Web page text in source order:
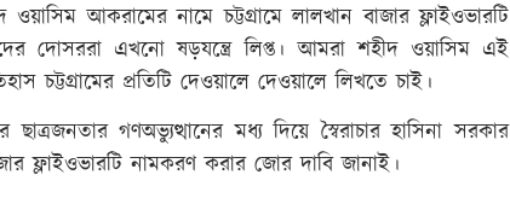
আকরামের নামে চট্টগ্রামে লালখান বাজার ফ্লাইওভারটি
দোসররা এখনো ষড়যন্ত্রে লিপ্ত। আমরা শহীদ ওয়াসিম এই
চট্টগ্রামের প্রতিটি দেওয়ালে দেওয়ালে লিখতে চাই।
গণঅভ্যুত্থানের মধ্য দিয়ে স্বৈরাচার হাসিনা সরকার
ফ্লাইওভারটি নামকরণ করার জোর দাবি জানাই।